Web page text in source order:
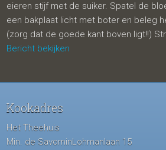
eieren stijf met de suiker. Spatel de
een bakplaat licht met boter en beleg
(zorg dat de goede kant boven ligt!!)
Bericht bekijken
Kookadres
Het Theehuis
Min. de SavorninLohmanlaan 15